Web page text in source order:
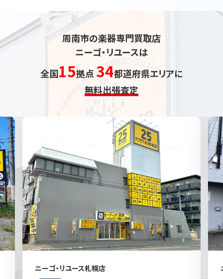
周南市の楽器専門買取店
ニーゴ・リユースは
全国15拠点 34都道府県エリアに
無料出張査定
ニーゴ・リユース札幌店